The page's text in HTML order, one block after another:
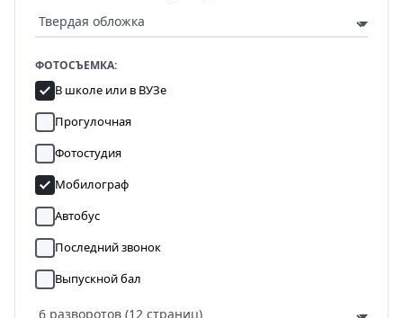
ФОТОСЪЕМКА:
В школе или в ВУЗе
Прогулочная
Фотостудия
Мобилограф
Автобус
Последний звонок
Выпускной бал